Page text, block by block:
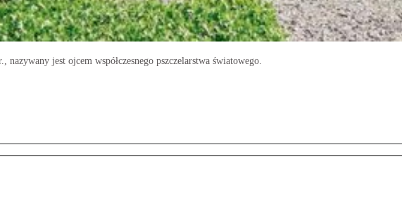
jest ojcem współczesnego pszczelarstwa światowego.